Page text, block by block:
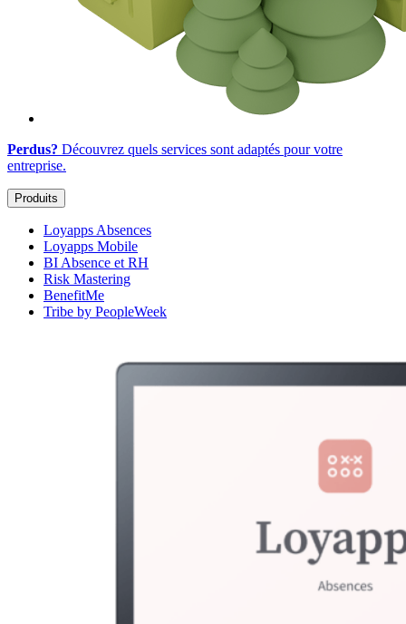
Perdus? Découvrez quels services sont adaptés pour votre
entreprise.
Produits
Loyapps Absences
Loyapps Mobile
BI Absence et RH
Risk Mastering
BenefitMe
Tribe by PeopleWeek